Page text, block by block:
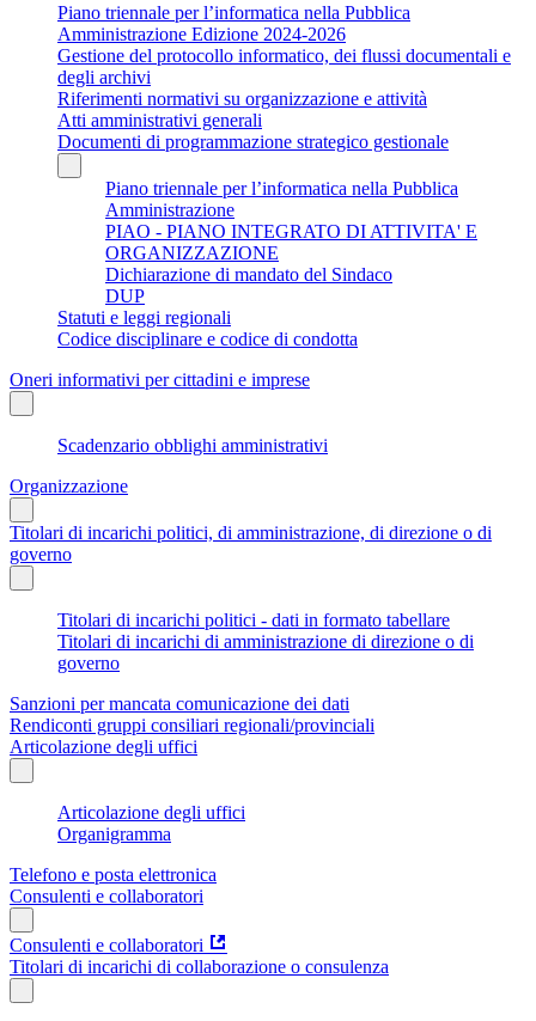
Piano triennale per l’informatica nella Pubblica
Amministrazione Edizione 2024-2026
Gestione del protocollo informatico, dei flussi documentali e
degli archivi
Riferimenti normativi su organizzazione e attività
Atti amministrativi generali
Documenti di programmazione strategico gestionale
Piano triennale per l’informatica nella Pubblica
Amministrazione
PIAO - PIANO INTEGRATO DI ATTIVITA' E
ORGANIZZAZIONE
Dichiarazione di mandato del Sindaco
DUP
Statuti e leggi regionali
Codice disciplinare e codice di condotta
Oneri informativi per cittadini e imprese
Scadenzario obblighi amministrativi
Organizzazione
Titolari di incarichi politici, di amministrazione, di direzione o di
governo
Titolari di incarichi politici - dati in formato tabellare
Titolari di incarichi di amministrazione di direzione o di
governo
Sanzioni per mancata comunicazione dei dati
Rendiconti gruppi consiliari regionali/provinciali
Articolazione degli uffici
Articolazione degli uffici
Organigramma
Telefono e posta elettronica
Consulenti e collaboratori
Consulenti e collaboratori
Titolari di incarichi di collaborazione o consulenza